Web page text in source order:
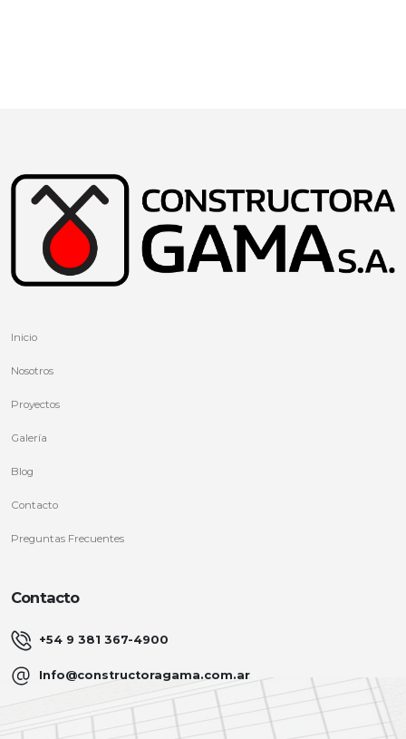
Inicio
Nosotros
Proyectos
Galería
Blog
Contacto
Preguntas Frecuentes
Contacto
+54 9 381 367-4900
Info@constructoragama.com.ar